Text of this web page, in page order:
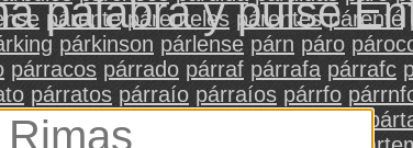
palabra y pulse
párente párenteles párentes párenté
párkinson párlense párn páro
párracos párrado párraf párrafa párrafc
párratos párraío párraíos párrfo
párrs párrufo